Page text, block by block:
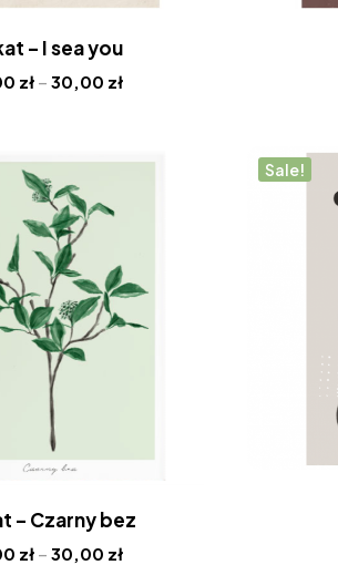
– I sea you
zł – 30,00 zł
– Czarny bez
zł – 30,00 zł
Sale!